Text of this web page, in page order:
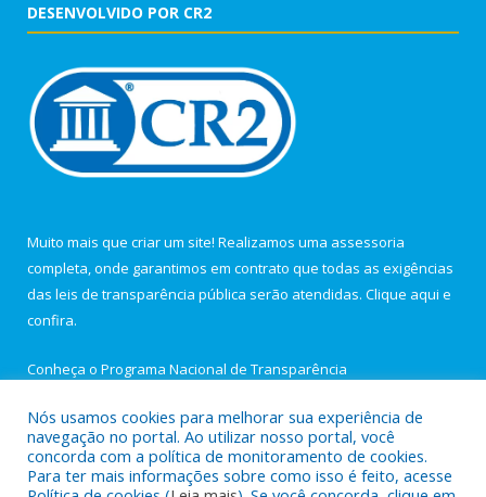
DESENVOLVIDO POR CR2
Muito mais que criar um site! Realizamos uma assessoria
completa, onde garantimos em contrato que todas as exigências
das leis de transparência pública serão atendidas. Clique aqui e
confira.
Conheça o Programa Nacional de Transparência
Todos os direitos reservados a Câmara Municipal de Igarapé-
Nós usamos cookies para melhorar sua experiência de
navegação no portal. Ao utilizar nosso portal, você
concorda com a política de monitoramento de cookies.
Para ter mais informações sobre como isso é feito, acesse